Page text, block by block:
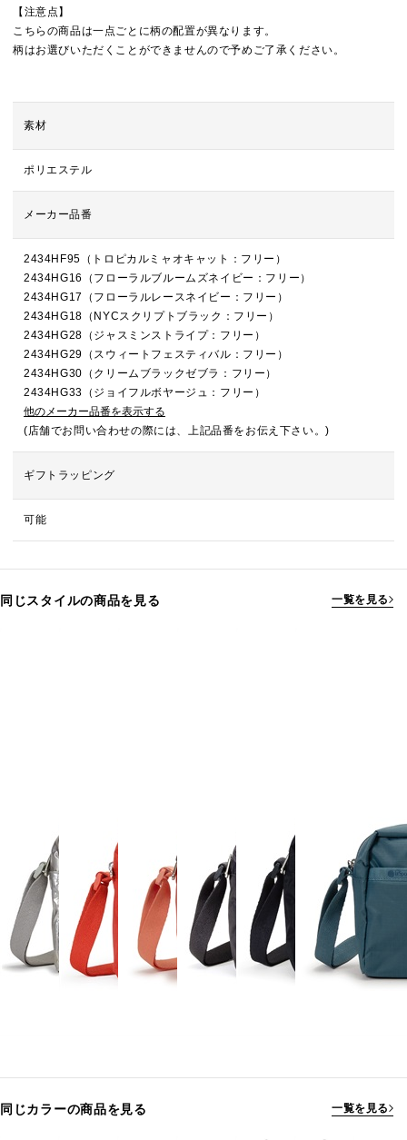
【注意点】
こちらの商品は一点ごとに柄の配置が異なります。
柄はお選びいただくことができませんので予めご了承ください。
素材
ポリエステル
メーカー品番
2434HF95（トロピカルミャオキャット：フリー）
2434HG16（フローラルブルームズネイビー：フリー）
2434HG17（フローラルレースネイビー：フリー）
2434HG18（NYCスクリプトブラック：フリー）
2434HG28（ジャスミンストライプ：フリー）
2434HG29（スウィートフェスティバル：フリー）
2434HG30（クリームブラックゼブラ：フリー）
2434HG33（ジョイフルボヤージュ：フリー）
他のメーカー品番を表示する
(店舗でお問い合わせの際には、上記品番をお伝え下さい。)
ギフトラッピング
可能
同じスタイルの商品を見る 一覧を見る
同じカラーの商品を見る 一覧を見る